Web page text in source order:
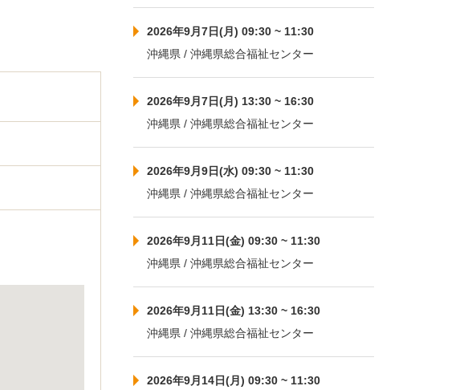
2026年9月7日(月) 09:30 ~ 11:30
沖縄県 / 沖縄県総合福祉センター
2026年9月7日(月) 13:30 ~ 16:30
沖縄県 / 沖縄県総合福祉センター
2026年9月9日(水) 09:30 ~ 11:30
沖縄県 / 沖縄県総合福祉センター
2026年9月11日(金) 09:30 ~ 11:30
沖縄県 / 沖縄県総合福祉センター
2026年9月11日(金) 13:30 ~ 16:30
沖縄県 / 沖縄県総合福祉センター
2026年9月14日(月) 09:30 ~ 11:30